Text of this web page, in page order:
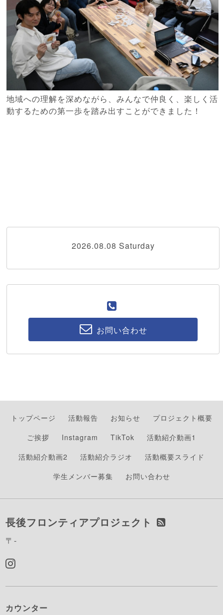
地域への理解を深めながら、みんなで仲良く、楽しく活
動するための第一歩を踏み出すことができました！
2026.08.08 Saturday
お問い合わせ
トップページ 活動報告 お知らせ
プロジェクト概要
ご挨拶
Instagram TikTok
活動紹介動画1
活動紹介動画2
活動紹介ラジオ
活動概要スライド
学生メンバー募集
お問い合わせ
長後フロンティアプロジェクト
〒-
カウンター